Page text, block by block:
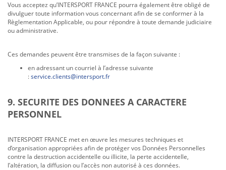
Vous acceptez qu’INTERSPORT FRANCE pourra également être obligé de
divulguer toute information vous concernant afin de se conformer à la
Règlementation Applicable, ou pour répondre à toute demande judiciaire
ou administrative.
Ces demandes peuvent être transmises de la façon suivante :
en adressant un courriel à l’adresse suivante
:service.clients@intersport.fr
9. SECURITE DES DONNEES A CARACTERE
PERSONNEL
INTERSPORT FRANCE met en œuvre les mesures techniques et
d’organisation appropriées afin de protéger vos Données Personnelles
contre la destruction accidentelle ou illicite, la perte accidentelle,
l’altération, la diffusion ou l’accès non autorisé à ces données.